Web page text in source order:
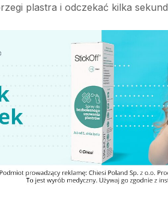
plastra i odczekać kilka